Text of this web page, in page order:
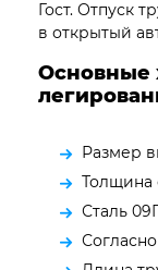
Гост. Отпуск
в открытый
Основные
Размер
Толщина
Сталь